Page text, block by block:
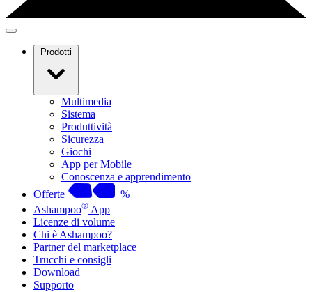
Prodotti
Multimedia
Sistema
Produttività
Sicurezza
Giochi
App per Mobile
Conoscenza e apprendimento
Offerte
%
Ashampoo® App
Licenze di volume
Chi è Ashampoo?
Partner del marketplace
Trucchi e consigli
Download
Supporto